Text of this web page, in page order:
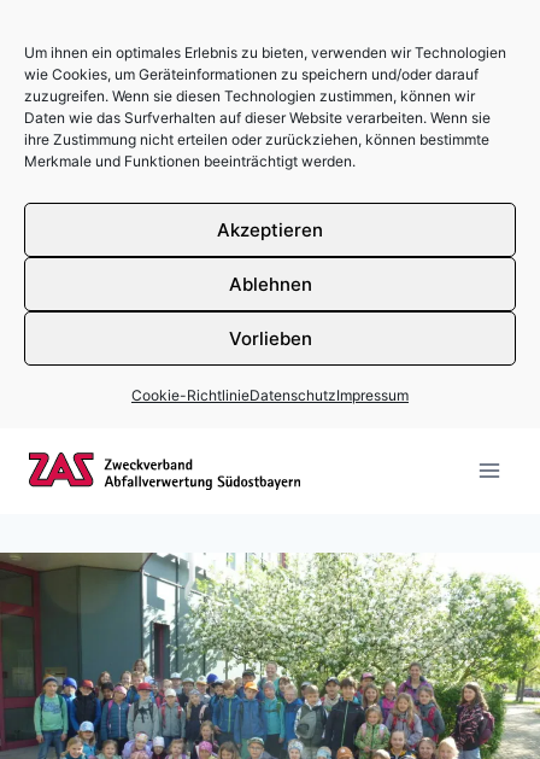
Um ihnen ein optimales Erlebnis zu bieten, verwenden wir Technologien
wie Cookies, um Geräteinformationen zu speichern und/oder darauf
zuzugreifen. Wenn sie diesen Technologien zustimmen, können wir
Daten wie das Surfverhalten auf dieser Website verarbeiten. Wenn sie
ihre Zustimmung nicht erteilen oder zurückziehen, können bestimmte
Merkmale und Funktionen beeinträchtigt werden.
Akzeptieren
Ablehnen
Vorlieben
Cookie-RichtlinieDatenschutzImpressum